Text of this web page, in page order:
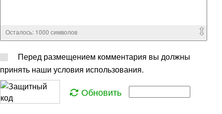
Осталось: 1000 символов
Перед размещением комментария вы должны
принять наши условия использования.
Обновить